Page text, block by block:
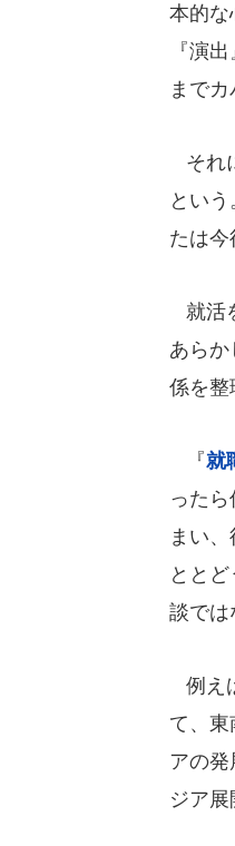
本的な
『演
までカ
それ
とい
たは今
就活
あら
係を整
『就
った
まい
とと
談では
例え
て、
アの
ジア